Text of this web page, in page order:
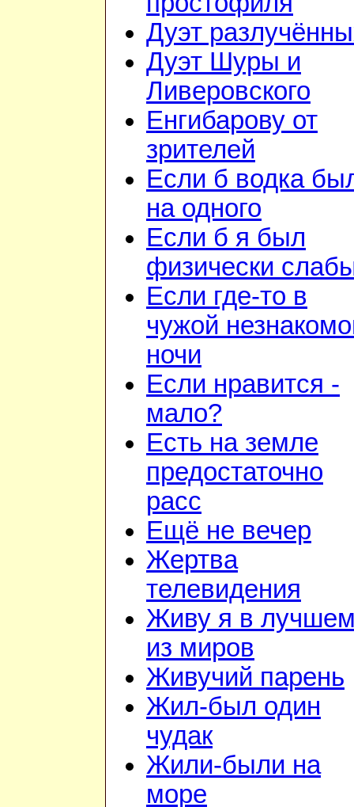
Дуэт
Дуэт Шуры и
Ливеровского
Енгибарову от
зрителей
Если б водка
на одного
Если б я был
физически
Если где-то в
чужой
ночи
Если нравится -
мало?
Есть на земле
предостаточно
расс
Ещё не вечер
Жертва
телевидения
Живу я в
из миров
Живучий парень
Жил-был один
чудак
Жили-были на
море